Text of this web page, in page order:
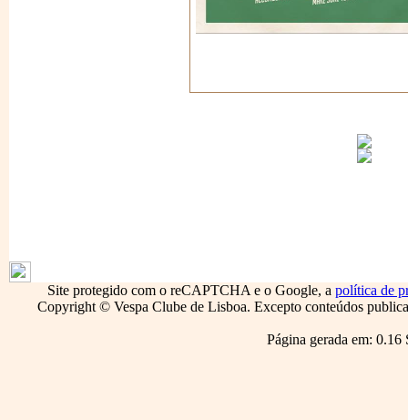
Site protegido com o reCAPTCHA e o Google, a política de
Copyright © Vespa Clube de Lisboa. Excepto conteúdos
Página gerada em: 0.16